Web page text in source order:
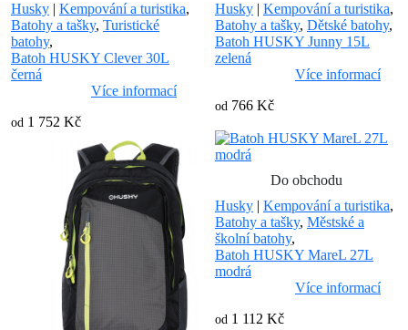
Husky | Kempování a turistika,
Batohy a tašky, Turistické
batohy,
Batoh HUSKY Clever 30L
černá
Více informací
od 1 752 Kč
Husky | Kempování a turistika,
Batohy a tašky, Dětské batohy,
Batoh HUSKY Junny 15L
zelená
Více informací
od 766 Kč
Do obchodu
Husky | Kempování a turistika,
Batohy a tašky, Městské a
školní batohy,
Batoh HUSKY MareL 27L
modrá
Více informací
od 1 112 Kč